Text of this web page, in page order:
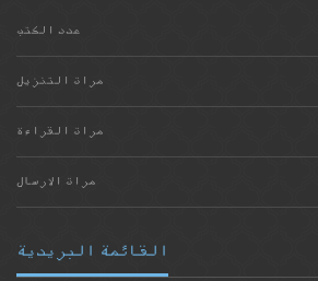
عدد الكتب
مرات التنزيل
مرات القراءة
مرات الارسال
القائمة البريدية